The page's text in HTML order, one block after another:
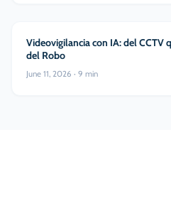
Seguridad Electrónica
Videovigilancia con IA: del CCTV
del Robo
June 11, 2026 · 9 min